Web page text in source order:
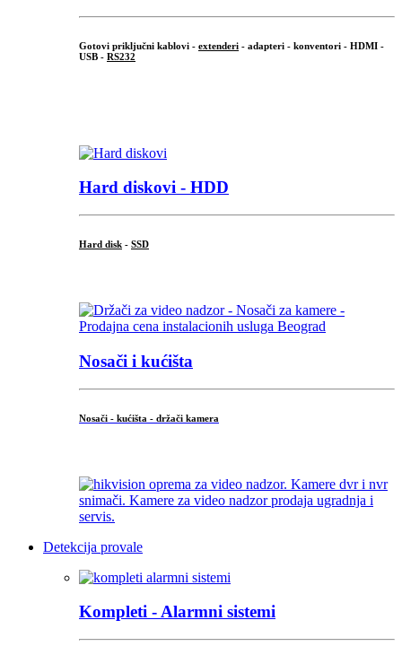
Gotovi priključni kablovi - extenderi - adapteri - konventori - HDMI -
USB - RS232
Hard diskovi - HDD
Hard disk - SSD
Nosači i kućišta
Nosači - kućišta - držači kamera
Detekcija provale
Kompleti - Alarmni sistemi